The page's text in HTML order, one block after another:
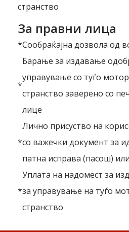
странство
За правни лица
*Сообраќајна дозвола од
*
Барање за издавање
управување со туѓо
странство заверено со
лице
*
Лично присуство на
со важечки документ за
патна исправа (пасош)
*
Уплата на надомест за
за управување на туѓо
странство